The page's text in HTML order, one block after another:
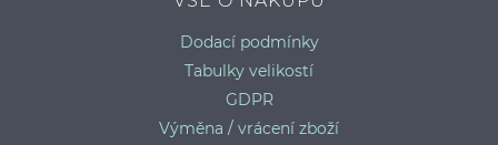
Dodací podmínky
Tabulky velikostí
GDPR
Výměna / vrácení zboží